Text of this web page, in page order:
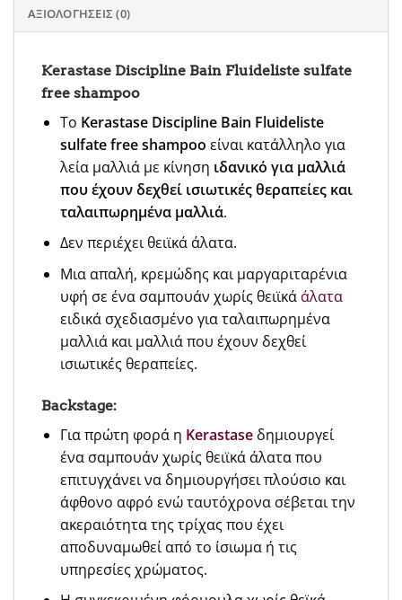
ΑΞΙΟΛΟΓΉΣΕΙΣ (0)
Kerastase Discipline Bain Fluideliste sulfate
free shampoo
Το Kerastase Discipline Bain Fluideliste
sulfate free shampoo είναι κατάλληλο για
λεία μαλλιά με κίνηση ιδανικό για μαλλιά
που έχουν δεχθεί ισιωτικές θεραπείες και
ταλαιπωρημένα μαλλιά.
Δεν περιέχει θειϊκά άλατα.
Μια απαλή, κρεμώδης και μαργαριταρένια
υφή σε ένα σαμπουάν χωρίς θειϊκάάλατα
ειδικά σχεδιασμένο για ταλαιπωρημένα
μαλλιά και μαλλιά που έχουν δεχθεί
ισιωτικές θεραπείες.
Backstage:
Για πρώτη φορά η Kerastaseδημιουργεί
ένα σαμπουάν χωρίς θειϊκά άλατα που
επιτυγχάνει να δημιουργήσει πλούσιο και
άφθονο αφρό ενώ ταυτόχρονα σέβεται την
ακεραιότητα της τρίχας που έχει
αποδυναμωθεί από το ίσιωμα ή τις
υπηρεσίες χρώματος.